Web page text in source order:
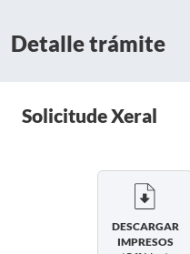
Detalle trámite
Solicitude Xeral
DESCARGAR
IMPRESOS